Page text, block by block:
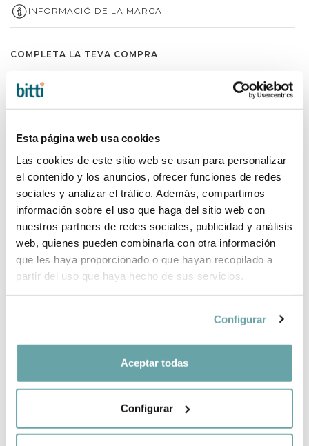
Esta página web usa cookies
Las cookies de este sitio web se usan para personalizar
el contenido y los anuncios, ofrecer funciones de redes
sociales y analizar el tráfico. Además, compartimos
información sobre el uso que haga del sitio web con
nuestros partners de redes sociales, publicidad y análisis
web, quienes pueden combinarla con otra información
que les haya proporcionado o que hayan recopilado a
partir del uso que haya hecho de sus servicios.
Configurar
Aceptar todas
Configurar
INFORMACIÓ DE LA MARCA
COMPLETA LA TEVA COMPRA